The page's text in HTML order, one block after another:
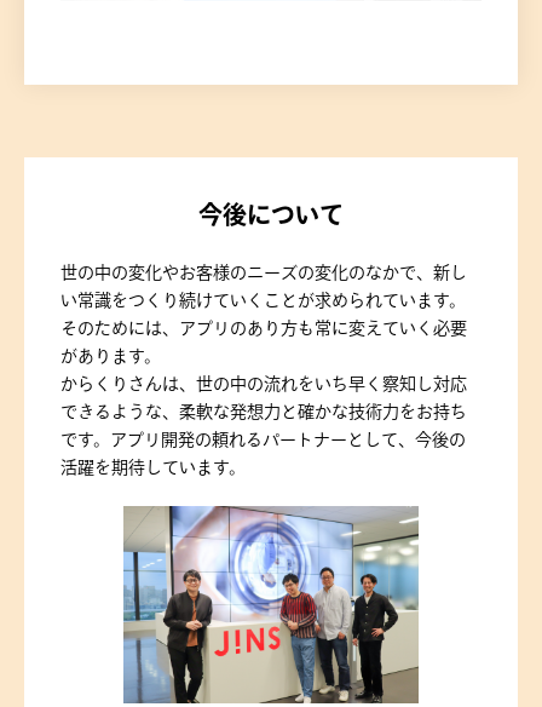
今後について
世の中の変化やお客様のニーズの変化のなかで、新し
い常識をつくり続けていくことが求められています。
そのためには、アプリのあり方も常に変えていく必要
があります。
からくりさんは、世の中の流れをいち早く察知し対応
できるような、柔軟な発想力と確かな技術力をお持ち
です。アプリ開発の頼れるパートナーとして、今後の
活躍を期待しています。